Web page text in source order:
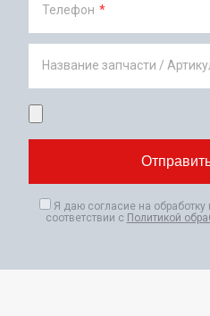
Телефон *
Название запчасти /
Я даю согласие на
соответствии с Политикой